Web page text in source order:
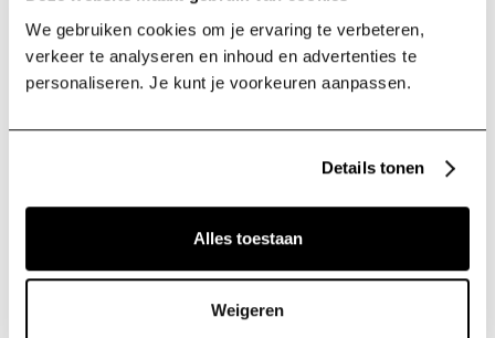
We gebruiken cookies om je ervaring te verbeteren,
verkeer te analyseren en inhoud en advertenties te
personaliseren. Je kunt je voorkeuren aanpassen.
Details tonen
Alles toestaan
Weigeren